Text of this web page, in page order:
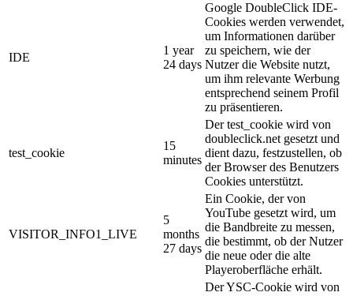
IDE
1 year
24 days
Google DoubleClick IDE-
Cookies werden verwendet,
um Informationen darüber
zu speichern, wie der
Nutzer die Website nutzt,
um ihm relevante Werbung
entsprechend seinem Profil
zu präsentieren.
test_cookie
15
minutes
Der test_cookie wird von
doubleclick.net gesetzt und
dient dazu, festzustellen, ob
der Browser des Benutzers
Cookies unterstützt.
VISITOR_INFO1_LIVE
5
months
27 days
Ein Cookie, der von
YouTube gesetzt wird, um
die Bandbreite zu messen,
die bestimmt, ob der Nutzer
die neue oder die alte
Playeroberfläche erhält.
Der YSC-Cookie wird von